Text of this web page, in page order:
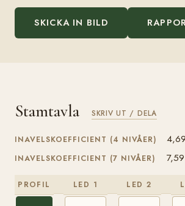
SKICKA IN BILD
Stamtavla SKRIV UT / DELA
INAVELSKOEFFICIENT (4 NIVÅER)
INAVELSKOEFFICIENT (7 NIVÅER)
PROFIL LED 1 LED 2